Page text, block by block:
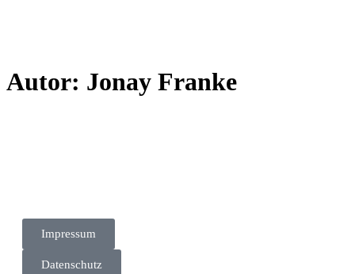
Autor: Jonay Franke
Impressum
Datenschutz